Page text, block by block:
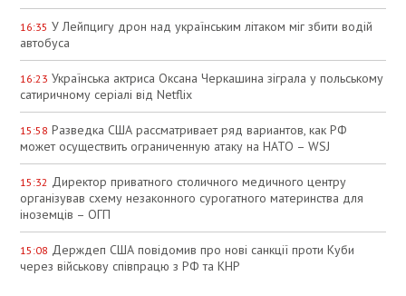
16:35 У Лейпцигу дрон над українським літаком міг збити водій
автобуса
16:23 Українська актриса Оксана Черкашина зіграла у польському
сатиричному серіалі від Netflix
15:58 Разведка США рассматривает ряд вариантов, как РФ
может осуществить ограниченную атаку на НАТО – WSJ
15:32 Директор приватного столичного медичного центру
організував схему незаконного сурогатного материнства для
іноземців – ОГП
15:08 Держдеп США повідомив про нові санкції проти Куби
через військову співпрацю з РФ та КНР